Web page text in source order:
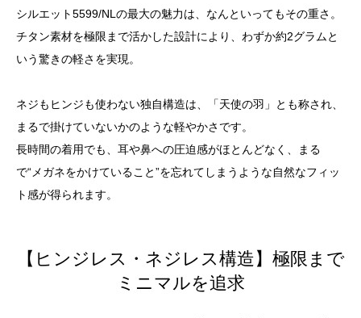
シルエット5599/NLの最大の魅力は、なんといってもその重さ。
チタン素材を極限まで活かした設計により、わずか約2グラムと
いう驚きの軽さを実現。
ネジもヒンジも使わない独自構造は、「天使の羽」とも称され、
まるで掛けていないかのような軽やかさです。
長時間の着用でも、耳や鼻への圧迫感がほとんどなく、まる
で“メガネをかけていること”を忘れてしまうような自然なフィッ
ト感が得られます。
【ヒンジレス・ネジレス構造】極限まで
ミニマルを追求